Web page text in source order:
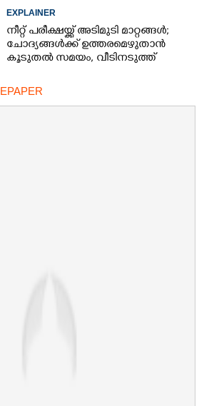
EXPLAINER
നീറ്റ് പരീക്ഷയ്ക്ക് അടിമുടി മാറ്റങ്ങൾ;
ചോദ്യങ്ങൾക്ക് ഉത്തരമെഴുതാൻ
കൂടുതൽ സമയം, വീടിനടുത്ത്
EPAPER